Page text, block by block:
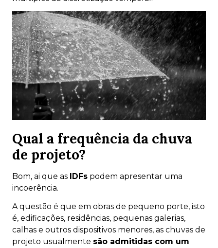
Qual a frequência da chuva
de projeto?
Bom, ai que as IDFs podem apresentar uma
incoerência.
A questão é que em obras de pequeno porte, isto
é, edificações, residências, pequenas galerias,
calhas e outros dispositivos menores, as chuvas de
projeto usualmente são admitidas com um